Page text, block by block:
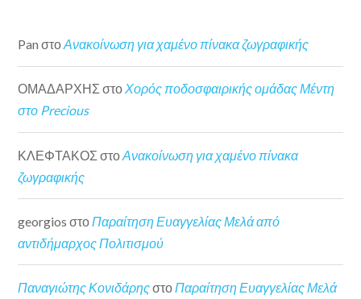
Pan στοΑνακοίνωση για χαμένο πίνακα ζωγραφικής
ΟΜΑΔΑΡΧΗΣ στοΧορός ποδοσφαιρικής ομάδας Μέντη
στο Precious
ΚΛΕΦΤΑΚΟΣ στοΑνακοίνωση για χαμένο πίνακα
ζωγραφικής
georgios στο Παραίτηση Ευαγγελίας Μελά από
αντιδήμαρχος Πολιτισμού
Παναγιώτης ΚονιδάρηςστοΠαραίτηση Ευαγγελίας Μελά